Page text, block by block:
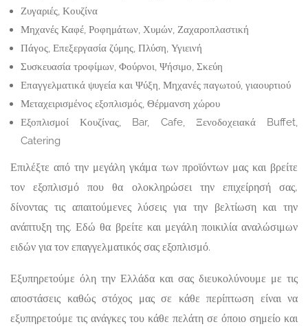
Ζυγαριές, Κουζίνα
Μηχανές Καφέ, Ροφημάτων, Χυμών, Ζαχαροπλαστική
Πάγος, Επεξεργασία ζύμης, Πλύση, Υγιεινή
Συσκευασία τροφίμων, Φούρνοι, Ψήσιμο, Σκεύη
Επαγγελματικά ψυγεία και Ψύξη, Μηχανές παγωτού, γιαουρτιού
Μεταχειρισμένος εξοπλισμός, Θέρμανση χώρου
Εξοπλισμοί Κουζίνας, Bar, Cafe, Ξενοδοχειακά Buffet,
Catering
Επιλέξτε από την μεγάλη γκάμα των προϊόντων μας και βρείτε
τον εξοπλισμό που θα ολοκληρώσει την επιχείρησή σας,
δίνοντας τις απαιτούμενες λύσεις για την βελτίωση και την
ανάπτυξη της. Εδώ θα βρείτε και μεγάλη ποικιλία αναλώσιμων
ειδών για τον επαγγελματικός σας εξοπλισμό.
Εξυπηρετούμε όλη την Ελλάδα και σας διευκολύνουμε με τις
αποστάσεις καθώς στόχος μας σε κάθε περίπτωση είναι να
εξυπηρετούμε τις ανάγκες του κάθε πελάτη σε όποιο σημείο και